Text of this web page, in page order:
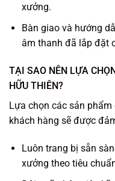
xưởng.
Bàn giao và hướng
âm thanh đã lắp đặt
TẠI SAO NÊN LỰA
HỮU THIÊN?
Lựa chọn các sản
khách hàng sẽ được
Luôn trang bị sẵn
xưởng theo tiêu